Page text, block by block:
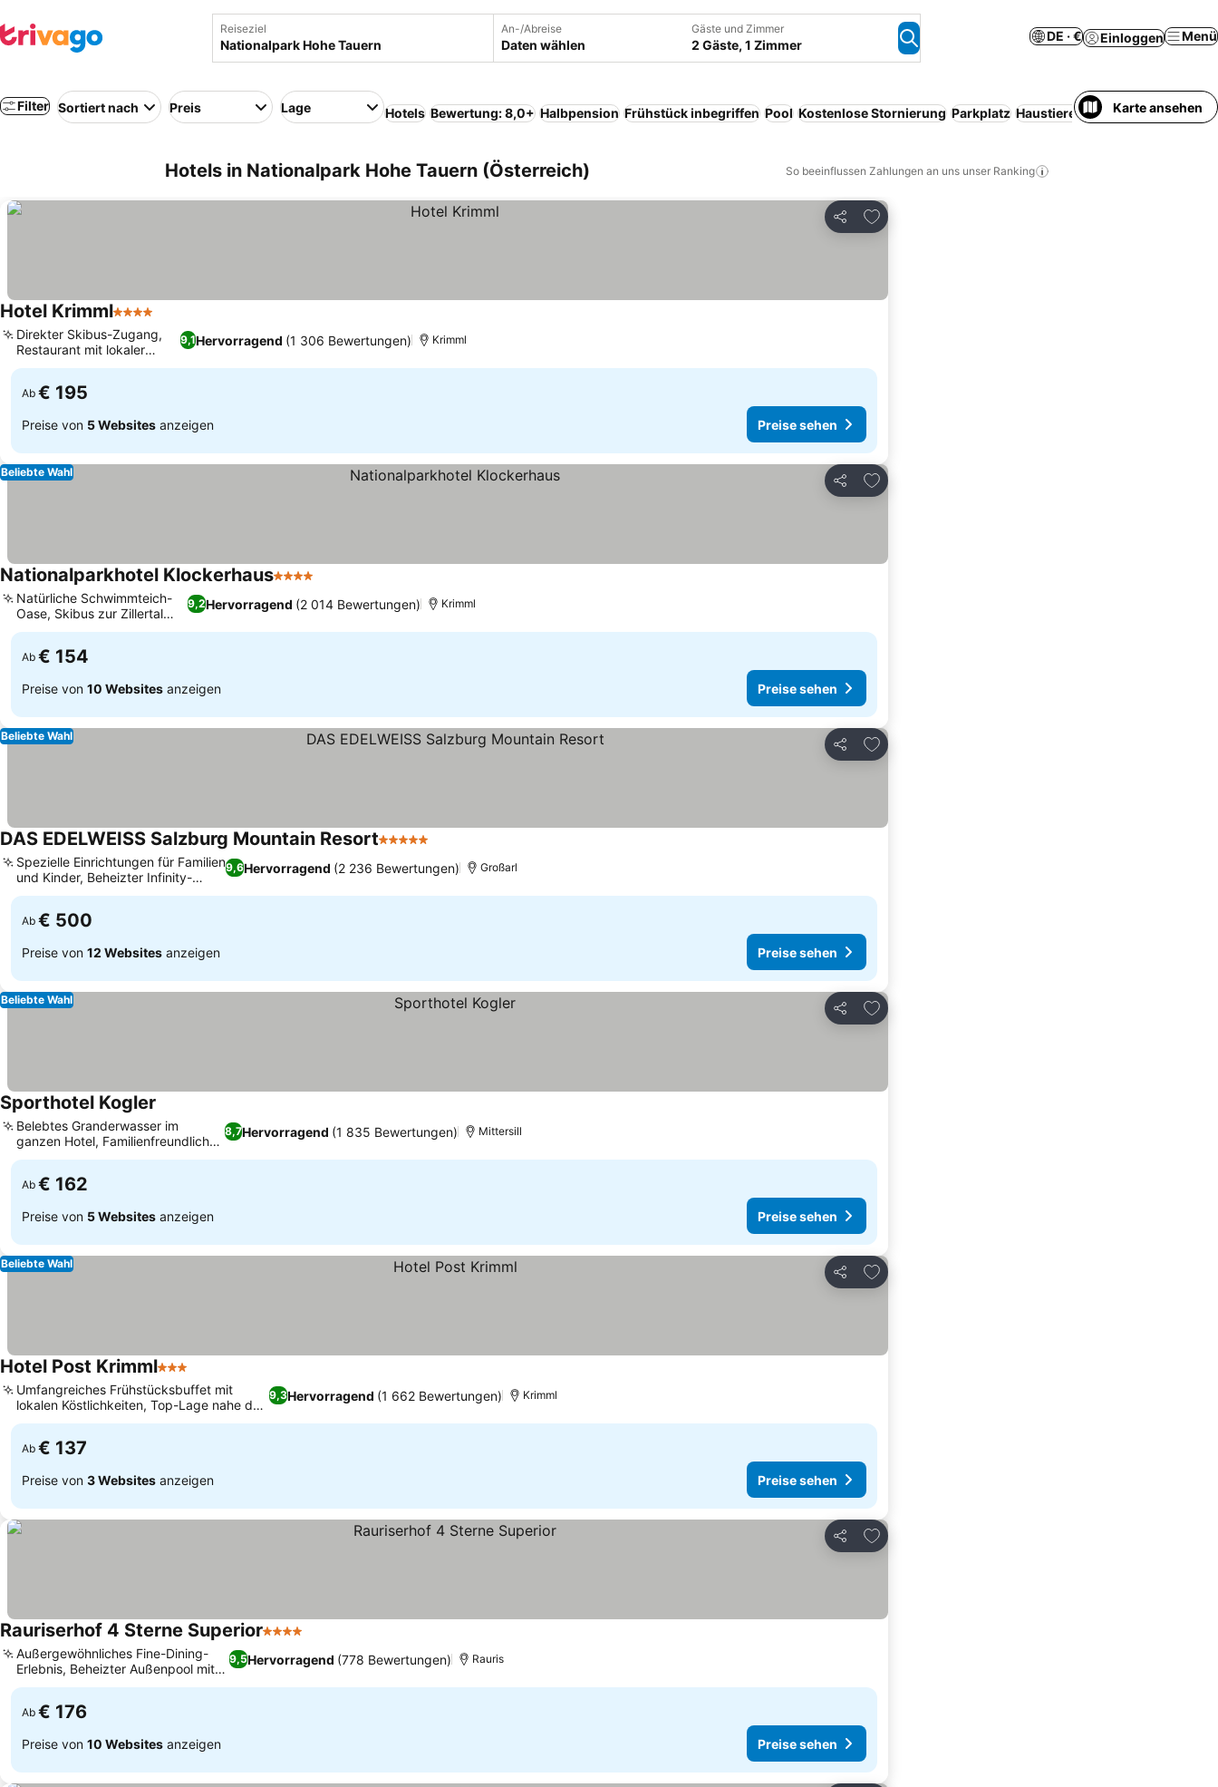
Reiseziel An-/Abreise
Daten wählen
Gäste und Zimmer
2 Gäste, 1 Zimmer
DE · € Einloggen Menü
Filter Sortiert nach Preis Lage Hotels Bewertung: 8,0+ Halbpension Frühstück inbegriffen Pool Kostenlose Stornierung Parkplatz Haustiere erlaubt WLAN
Karte ansehen
Hotels in Nationalpark Hohe Tauern (Österreich) So beeinflussen Zahlungen an uns unser Ranking
Teilen
Zu Favoriten hinzufügen
Hotel Krimml4 Sterne
9,1Hervorragend (1 306 Bewertungen)
Direkter Skibus-Zugang,
Restaurant mit lokaler
Küche
Krimml
Ab € 195
Preise von 5 Websites anzeigen Preise sehen
Teilen
Zu Favoriten hinzufügen
Beliebte Wahl
Nationalparkhotel Klockerhaus4 Sterne
9,2Hervorragend (2 014 Bewertungen)
Natürliche Schwimmteich-
Oase, Skibus zur Zillertal
Arena
Krimml
Ab € 154
Preise von 10 Websites anzeigen Preise sehen
Teilen
Zu Favoriten hinzufügen
Beliebte Wahl
DAS EDELWEISS Salzburg Mountain Resort5 Sterne
9,6Hervorragend (2 236 Bewertungen)
Spezielle Einrichtungen für Familien
und Kinder, Beheizter Infinity-
Außenpool
Großarl
Ab € 500
Preise von 12 Websites anzeigen Preise sehen
Teilen
Zu Favoriten hinzufügen
Beliebte Wahl
Sporthotel Kogler
8,7Hervorragend (1 835 Bewertungen)
Belebtes Granderwasser im
ganzen Hotel, Familienfreundlicher
Streichelzoo
Mittersill
Ab € 162
Preise von 5 Websites anzeigen Preise sehen
Teilen
Zu Favoriten hinzufügen
Beliebte Wahl
Hotel Post Krimml3 Sterne
9,3Hervorragend (1 662 Bewertungen)
Umfangreiches Frühstücksbuffet mit
lokalen Köstlichkeiten, Top-Lage nahe den
Krimmler Wasserfällen
Krimml
Ab € 137
Preise von 3 Websites anzeigen Preise sehen
Teilen
Zu Favoriten hinzufügen
Rauriserhof 4 Sterne Superior4 Sterne
9,5Hervorragend (778 Bewertungen)
Außergewöhnliches Fine-Dining-
Erlebnis, Beheizter Außenpool mit
Bergblick
Rauris
Ab € 176
Preise von 10 Websites anzeigen Preise sehen